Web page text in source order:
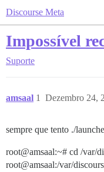
Discourse Meta
Impossível
Suporte
amsaal Dezembro 24,
1
sempre que tento ./
root@amsaal:~# cd /var/
root@amsaal:/var/